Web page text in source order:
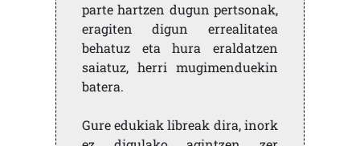
parte hartzen dugun pertsonak,
eragiten digun errealitatea
behatuz eta hura eraldatzen
saiatuz, herri mugimenduekin
batera.
Gure edukiak libreak dira, inork